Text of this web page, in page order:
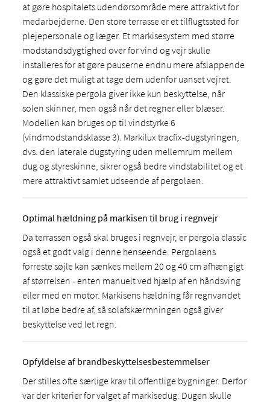
at gøre hospitalets udendørsområde mere attraktivt for
medarbejderne. Den store terrasse er et tilflugtssted for
plejepersonale og læger. Et markisesystem med større
modstandsdygtighed over for vind og vejr skulle
installeres for at gøre pauserne endnu mere afslappende
og gøre det muligt at tage dem udenfor uanset vejret.
Den klassiske pergola giver ikke kun beskyttelse, når
solen skinner, men også når det regner eller blæser.
Modellen kan bruges op til vindstyrke 6
(vindmodstandsklasse 3). Markilux tracfix-dugstyringen,
dvs. den laterale dugstyring uden mellemrum mellem
dug og styreskinne, sikrer også bedre vindstabilitet og et
mere attraktivt samlet udseende af pergolaen.
Optimal hældning på markisen til brug i regnvejr
Da terrassen også skal bruges i regnvejr, er pergola classic
også et godt valg i denne henseende. Pergolaens
forreste søjle kan sænkes mellem 20 og 40 cm afhængigt
af størrelsen - enten manuelt ved hjælp af en håndsving
eller med en motor. Markisens hældning får regnvandet
til at løbe bedre af, så solafskærmningen også giver
beskyttelse ved let regn.
Opfyldelse af brandbeskyttelsesbestemmelser
Der stilles ofte særlige krav til offentlige bygninger. Derfor
var der kriterier for valget af markisedug: Dugen skulle